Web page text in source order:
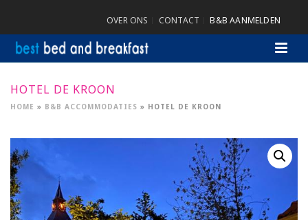
OVER ONS CONTACT B&B AANMELDEN
HOTEL DE KROON
HOME » B&B ACCOMMODATIES » HOTEL DE KROON